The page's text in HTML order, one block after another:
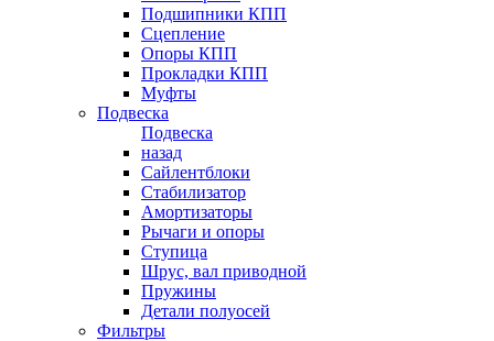
Подшипники КПП
Сцепление
Опоры КПП
Прокладки КПП
Муфты
Подвеска
Подвеска
назад
Сайлентблоки
Стабилизатор
Амортизаторы
Рычаги и опоры
Ступица
Шрус, вал приводной
Пружины
Детали полуосей
Фильтры